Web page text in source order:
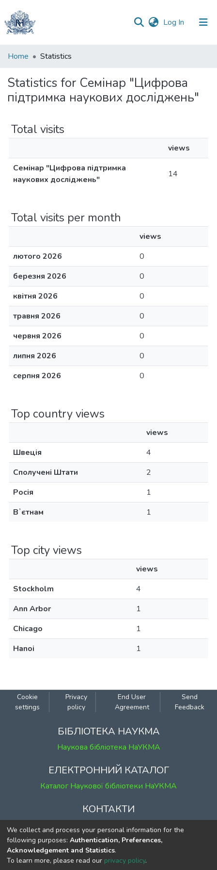
Log In (current)
Communities
Collections
All of DSpace
Home Statistics
Statistics for Семінар "Цифрова
підтримка наукових досліджень"
Total visits
views
Семінар "Цифрова підтримка
наукових досліджень"
14
Total visits per month
views
лютого 2026
0
березня 2026
0
квітня 2026
0
травня 2026
0
червня 2026
0
липня 2026
0
серпня 2026
0
Top country views
views
Швеція
4
Сполучені Штати
2
Росія
1
Вʼєтнам
1
Top city views
views
Stockholm
4
Ann Arbor
1
Chicago
1
Hanoi
1
Cookie
settings
Privacy
policy
End User
Agreement
Send
Feedback
БІБЛІОТЕКА НАУКМА
Наукова бібліотека НаУКМА
ЕЛЕКТРОННИЙ КАТАЛОГ
Каталог Наукової бібліотеки НаУКМА
КОНТАКТИ
м. Київ, вул. Григорія Сковороди, 2
к. 1, к. 120
тел. (044) 463-69-31
ekmair@ukma.edu.ua
We collect and process your personal information for the
following purposes: Authentication, Preferences,
Acknowledgement and Statistics.
To learn more, please read our privacy policy.